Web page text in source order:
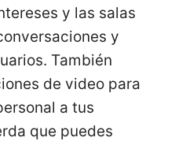
y las salas
y
También
de video para
a tus
que puedes